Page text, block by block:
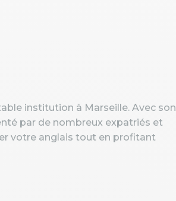
institution à Marseille. Avec son
par de nombreux expatriés et
votre anglais tout en profitant